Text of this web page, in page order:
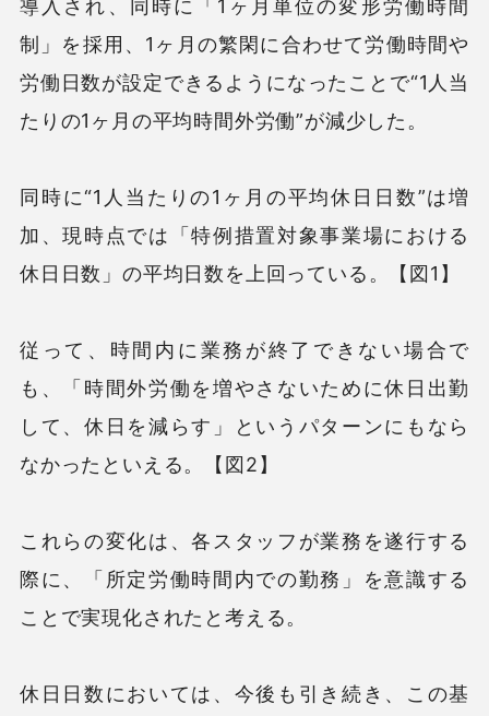
導入され、同時に「1ヶ月単位の変形労働時間
制」を採用、1ヶ月の繁閑に合わせて労働時間や
労働日数が設定できるようになったことで“1人当
たりの1ヶ月の平均時間外労働”が減少した。
同時に“1人当たりの1ヶ月の平均休日日数”は増
加、現時点では「特例措置対象事業場における
休日日数」の平均日数を上回っている。【図1】
従って、時間内に業務が終了できない場合で
も、「時間外労働を増やさないために休日出勤
して、休日を減らす」というパターンにもなら
なかったといえる。【図2】
これらの変化は、各スタッフが業務を遂行する
際に、「所定労働時間内での勤務」を意識する
ことで実現化されたと考える。
休日日数においては、今後も引き続き、この基